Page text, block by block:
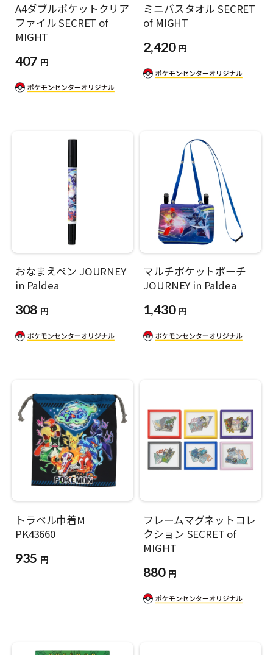
A4ダブルポケットクリア
ファイル SECRET of
MIGHT
407 円
ミニバスタオル SECRET
of MIGHT
2,420 円
おなまえペン JOURNEY
in Paldea
308 円
マルチポケットポーチ
JOURNEY in Paldea
1,430 円
トラベル巾着M
PK43660
935 円
フレームマグネットコレ
クション SECRET of
MIGHT
880 円